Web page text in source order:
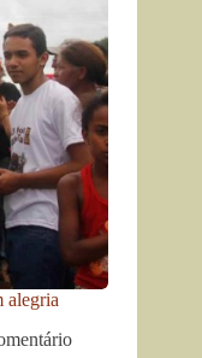
alegria